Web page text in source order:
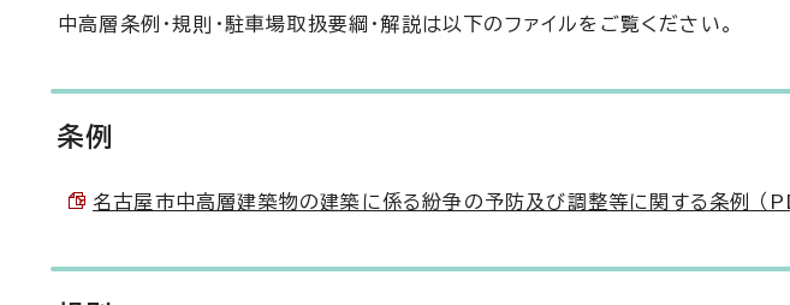
中高層条例・規則・駐車場取扱要綱・解説は以下のファイルをご覧ください。
条例
名古屋市中高層建築物の建築に係る紛争の予防及び調整等に関する条例